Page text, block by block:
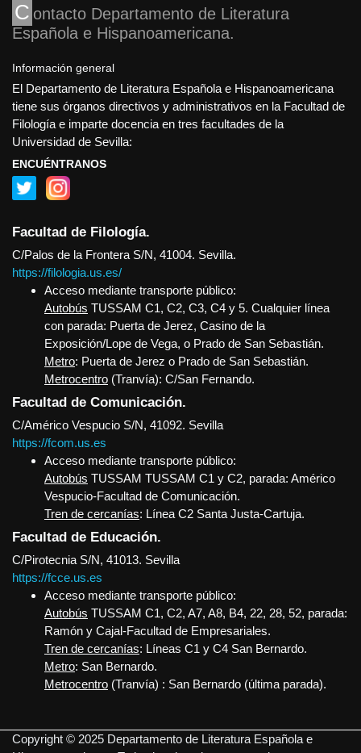
C ontacto Departamento de Literatura
Española e Hispanoamericana
Información general
El Departamento de Literatura Española e Hispanoamericana
tiene sus órganos directivos y administrativos en la Facultad de
Filología e imparte docencia en tres facultades de la
Universidad de Sevilla:
ENCUÉNTRANOS
Facultad de Filología.
C/Palos de la Frontera S/N, 41004. Sevilla.
https://filologia.us.es/
Acceso mediante transporte público:
Autobús TUSSAM C1, C2, C3, C4 y 5. Cualquier línea
con parada: Puerta de Jerez, Casino de la
Exposición/Lope de Vega, o Prado de San Sebastián.
Metro: Puerta de Jerez o Prado de San Sebastián.
Metrocentro (Tranvía): C/San Fernando.
Facultad de Comunicación.
C/Américo Vespucio S/N, 41092. Sevilla
https://fcom.us.es
Acceso mediante transporte público:
Autobús TUSSAM TUSSAM C1 y C2, parada: Américo
Vespucio-Facultad de Comunicación.
Tren de cercanías: Línea C2 Santa Justa-Cartuja.
Facultad de Educación.
C/Pirotecnia S/N, 41013. Sevilla
https://fcce.us.es
Acceso mediante transporte público:
Autobús TUSSAM C1, C2, A7, A8, B4, 22, 28, 52, parada:
Ramón y Cajal-Facultad de Empresariales.
Tren de cercanías: Líneas C1 y C4 San Bernardo.
Metro: San Bernardo.
Metrocentro (Tranvía) : San Bernardo (última parada).
Copyright © 2025 Departamento de Literatura Española e